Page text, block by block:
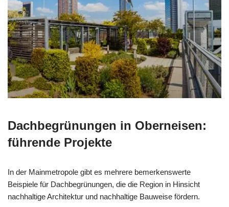
Dachbegrünungen in Oberneisen:
führende Projekte
In der Mainmetropole gibt es mehrere bemerkenswerte
Beispiele für Dachbegrünungen, die die Region in Hinsicht
nachhaltige Architektur und nachhaltige Bauweise fördern.